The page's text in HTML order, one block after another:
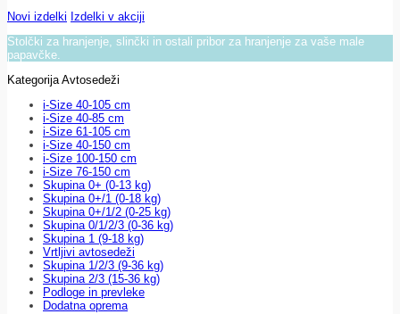
Novi izdelki Izdelki v akciji
Stolčki za hranjenje, slinčki in ostali pribor za hranjenje za vaše male
papavčke.
Kategorija Avtosedeži
i-Size 40-105 cm
i-Size 40-85 cm
i-Size 61-105 cm
i-Size 40-150 cm
i-Size 100-150 cm
i-Size 76-150 cm
Skupina 0+ (0-13 kg)
Skupina 0+/1 (0-18 kg)
Skupina 0+/1/2 (0-25 kg)
Skupina 0/1/2/3 (0-36 kg)
Skupina 1 (9-18 kg)
Vrtljivi avtosedeži
Skupina 1/2/3 (9-36 kg)
Skupina 2/3 (15-36 kg)
Podloge in prevleke
Dodatna oprema